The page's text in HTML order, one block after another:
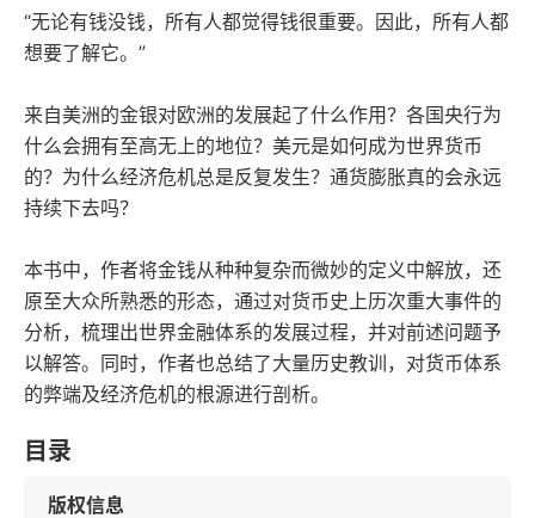
“无论有钱没钱，所有人都觉得钱很重要。因此，所有人都
想要了解它。”
来自美洲的金银对欧洲的发展起了什么作用？各国央行为
什么会拥有至高无上的地位？美元是如何成为世界货币
的？为什么经济危机总是反复发生？通货膨胀真的会永远
持续下去吗？
本书中，作者将金钱从种种复杂而微妙的定义中解放，还
原至大众所熟悉的形态，通过对货币史上历次重大事件的
分析，梳理出世界金融体系的发展过程，并对前述问题予
以解答。同时，作者也总结了大量历史教训，对货币体系
的弊端及经济危机的根源进行剖析。
目录
版权信息